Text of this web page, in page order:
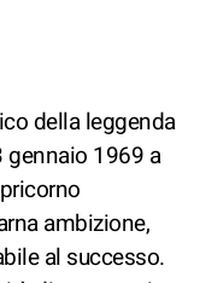
della leggenda
gennaio 1969 a
ambizione,
al successo.